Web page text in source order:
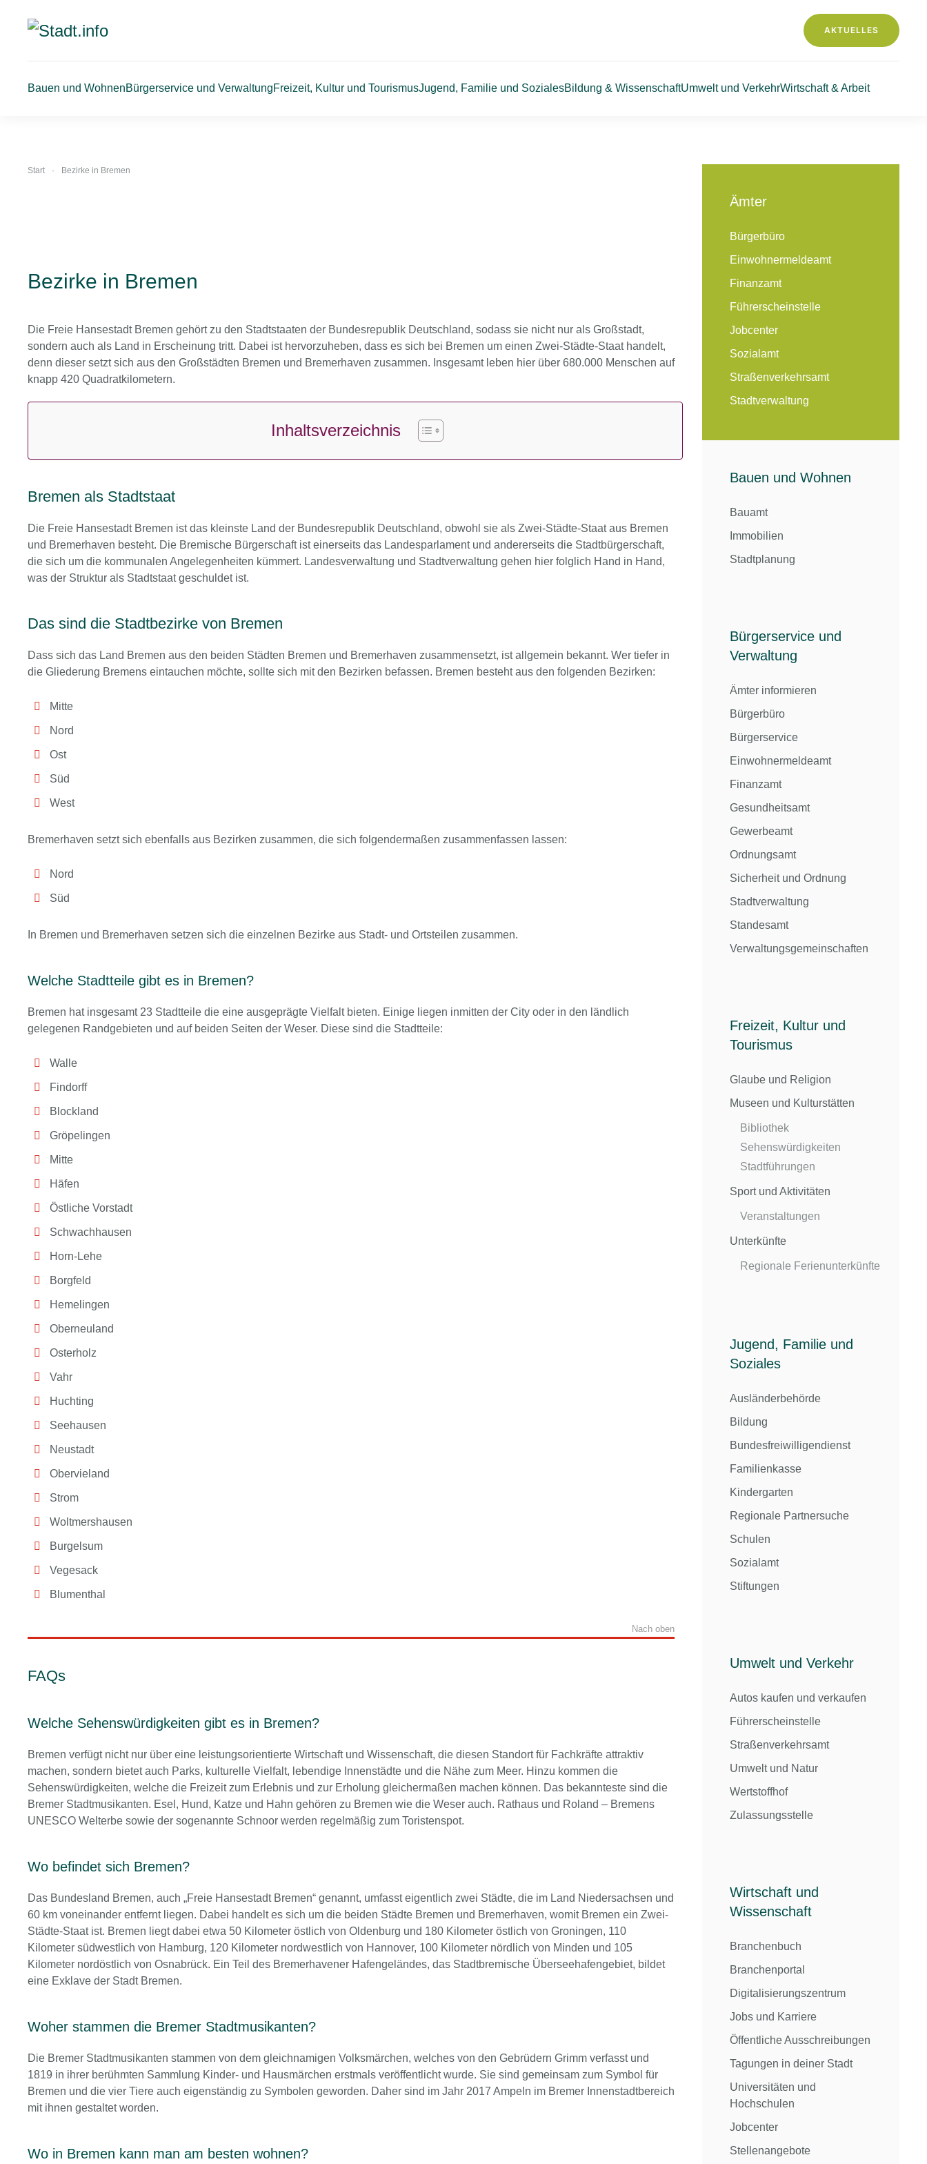
Zum
AKTUELLES
Bauen und WohnenBürgerservice und VerwaltungFreizeit, Kultur und TourismusJugend, Familie und SozialesBildung & WissenschaftUmwelt und VerkehrWirtschaft & Arbeit
Start Bezirke in Bremen
Bezirke in Bremen
Die Freie Hansestadt Bremen gehört zu den Stadtstaaten der Bundesrepublik Deutschland, sodass sie nicht nur als Großstadt,
sondern auch als Land in Erscheinung tritt. Dabei ist hervorzuheben, dass es sich bei Bremen um einen Zwei-Städte-Staat handelt,
denn dieser setzt sich aus den Großstädten Bremen und Bremerhaven zusammen. Insgesamt leben hier über 680.000 Menschen auf
knapp 420 Quadratkilometern.
Inhaltsverzeichnis
Bremen als Stadtstaat
Die Freie Hansestadt Bremen ist das kleinste Land der Bundesrepublik Deutschland, obwohl sie als Zwei-Städte-Staat aus Bremen
und Bremerhaven besteht. Die Bremische Bürgerschaft ist einerseits das Landesparlament und andererseits die Stadtbürgerschaft,
die sich um die kommunalen Angelegenheiten kümmert. Landesverwaltung und Stadtverwaltung gehen hier folglich Hand in Hand,
was der Struktur als Stadtstaat geschuldet ist.
Das sind die Stadtbezirke von Bremen
Dass sich das Land Bremen aus den beiden Städten Bremen und Bremerhaven zusammensetzt, ist allgemein bekannt. Wer tiefer in
die Gliederung Bremens eintauchen möchte, sollte sich mit den Bezirken befassen. Bremen besteht aus den folgenden Bezirken:
Mitte
Nord
Ost
Süd
West
Bremerhaven setzt sich ebenfalls aus Bezirken zusammen, die sich folgendermaßen zusammenfassen lassen:
Nord
Süd
In Bremen und Bremerhaven setzen sich die einzelnen Bezirke aus Stadt- und Ortsteilen zusammen.
Welche Stadtteile gibt es in Bremen?
Bremen hat insgesamt 23 Stadtteile die eine ausgeprägte Vielfalt bieten. Einige liegen inmitten der City oder in den ländlich
gelegenen Randgebieten und auf beiden Seiten der Weser. Diese sind die Stadtteile:
Walle
Findorff
Blockland
Gröpelingen
Mitte
Häfen
Östliche Vorstadt
Schwachhausen
Horn-Lehe
Borgfeld
Hemelingen
Oberneuland
Osterholz
Vahr
Huchting
Seehausen
Neustadt
Obervieland
Strom
Woltmershausen
Burgelsum
Vegesack
Blumenthal
Nach oben
FAQs
Welche Sehenswürdigkeiten gibt es in Bremen?
Bremen verfügt nicht nur über eine leistungsorientierte Wirtschaft und Wissenschaft, die diesen Standort für Fachkräfte attraktiv
machen, sondern bietet auch Parks, kulturelle Vielfalt, lebendige Innenstädte und die Nähe zum Meer. Hinzu kommen die
Sehenswürdigkeiten, welche die Freizeit zum Erlebnis und zur Erholung gleichermaßen machen können. Das bekannteste sind die
Bremer Stadtmusikanten. Esel, Hund, Katze und Hahn gehören zu Bremen wie die Weser auch. Rathaus und Roland – Bremens
UNESCO Welterbe sowie der sogenannte Schnoor werden regelmäßig zum Toristenspot.
Wo befindet sich Bremen?
Das Bundesland Bremen, auch „Freie Hansestadt Bremen“ genannt, umfasst eigentlich zwei Städte, die im Land Niedersachsen und
60 km voneinander entfernt liegen. Dabei handelt es sich um die beiden Städte Bremen und Bremerhaven, womit Bremen ein Zwei-
Städte-Staat ist. Bremen liegt dabei etwa 50 Kilometer östlich von Oldenburg und 180 Kilometer östlich von Groningen, 110
Kilometer südwestlich von Hamburg, 120 Kilometer nordwestlich von Hannover, 100 Kilometer nördlich von Minden und 105
Kilometer nordöstlich von Osnabrück. Ein Teil des Bremerhavener Hafengeländes, das Stadtbremische Überseehafengebiet, bildet
eine Exklave der Stadt Bremen.
Woher stammen die Bremer Stadtmusikanten?
Die Bremer Stadtmusikanten stammen von dem gleichnamigen Volksmärchen, welches von den Gebrüdern Grimm verfasst und
1819 in ihrer berühmten Sammlung Kinder- und Hausmärchen erstmals veröffentlicht wurde. Sie sind gemeinsam zum Symbol für
Bremen und die vier Tiere auch eigenständig zu Symbolen geworden. Daher sind im Jahr 2017 Ampeln im Bremer Innenstadtbereich
mit ihnen gestaltet worden.
Wo in Bremen kann man am besten wohnen?
Ämter
Bürgerbüro
Einwohnermeldeamt
Finanzamt
Führerscheinstelle
Jobcenter
Sozialamt
Straßenverkehrsamt
Stadtverwaltung
Bauen und Wohnen
Bauamt
Immobilien
Stadtplanung
Bürgerservice und
Verwaltung
Ämter informieren
Bürgerbüro
Bürgerservice
Einwohnermeldeamt
Finanzamt
Gesundheitsamt
Gewerbeamt
Ordnungsamt
Sicherheit und Ordnung
Stadtverwaltung
Standesamt
Verwaltungsgemeinschaften
Freizeit, Kultur und
Tourismus
Glaube und Religion
Museen und Kulturstätten
Bibliothek
Sehenswürdigkeiten
Stadtführungen
Sport und Aktivitäten
Veranstaltungen
Unterkünfte
Regionale Ferienunterkünfte
Jugend, Familie und
Soziales
Ausländerbehörde
Bildung
Bundesfreiwilligendienst
Familienkasse
Kindergarten
Regionale Partnersuche
Schulen
Sozialamt
Stiftungen
Umwelt und Verkehr
Autos kaufen und verkaufen
Führerscheinstelle
Straßenverkehrsamt
Umwelt und Natur
Wertstoffhof
Zulassungsstelle
Wirtschaft und
Wissenschaft
Branchenbuch
Branchenportal
Digitalisierungszentrum
Jobs und Karriere
Öffentliche Ausschreibungen
Tagungen in deiner Stadt
Universitäten und
Hochschulen
Jobcenter
Stellenangebote